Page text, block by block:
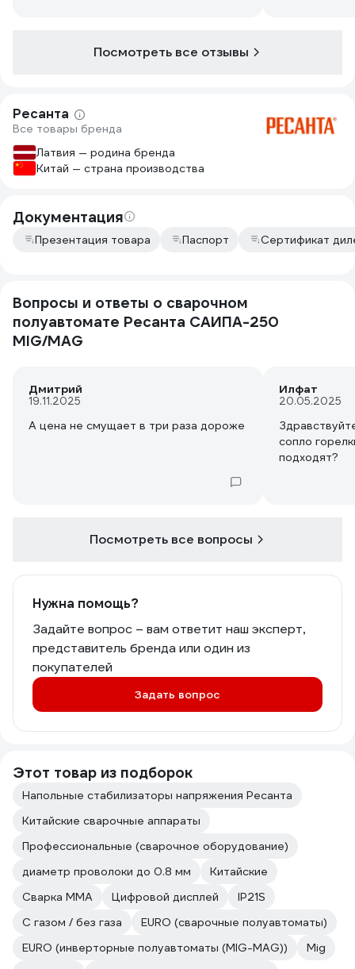
проволоки и унести на метра 2-3 от
без вопросов.
Посмотреть все отзывы
Ресанта
Все товары бренда
Латвия — родина бренда
Китай — страна производства
Документация
Презентация товара Паспорт Сертификат
Вопросы и ответы о сварочном
полуавтомате Ресанта САИПА-250
MIG/MAG
Дмитрий
19.11.2025
А цена не смущает в три раза дороже
Илфат
20.05.2025
сопло
подходят?
Посмотреть все вопросы
Нужна помощь?
Задайте вопрос – вам ответит наш эксперт,
представитель бренда или один из
покупателей
Задать вопрос
Этот товар из подборок
Напольные стабилизаторы напряжения Ресанта
Китайские сварочные аппараты
Профессиональные (сварочное оборудование)
диаметр проволоки до 0.8 мм
Китайские
Сварка ММА
Цифровой дисплей
IP21S
С газом / без газа
EURO (сварочные полуавтоматы)
EURO (инверторные полуавтоматы (MIG-MAG))
Mig